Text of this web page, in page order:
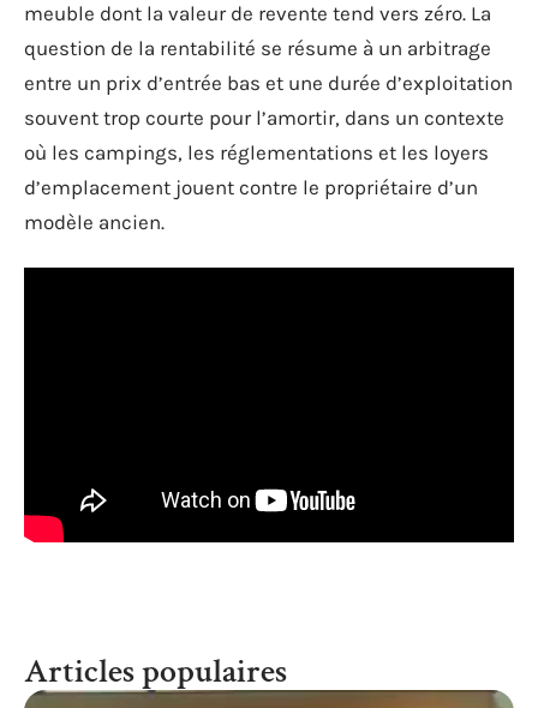
meuble dont la valeur de revente tend vers zéro. La
question de la rentabilité se résume à un arbitrage
entre un prix d’entrée bas et une durée d’exploitation
souvent trop courte pour l’amortir, dans un contexte
où les campings, les réglementations et les loyers
d’emplacement jouent contre le propriétaire d’un
modèle ancien.
Articles populaires